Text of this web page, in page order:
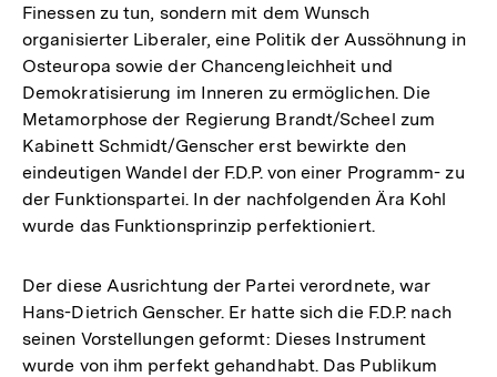
Finessen zu tun, sondern mit dem Wunsch
organisierter Liberaler, eine Politik der Aussöhnung in
Osteuropa sowie der Chancengleichheit und
Demokratisierung im Inneren zu ermöglichen. Die
Metamorphose der Regierung Brandt/Scheel zum
Kabinett Schmidt/Genscher erst bewirkte den
eindeutigen Wandel der F.D.P. von einer Programm- zu
der Funktionspartei. In der nachfolgenden Ära Kohl
wurde das Funktionsprinzip perfektioniert.
Der diese Ausrichtung der Partei verordnete, war
Hans-Dietrich Genscher. Er hatte sich die F.D.P. nach
seinen Vorstellungen geformt: Dieses Instrument
wurde von ihm perfekt gehandhabt. Das Publikum